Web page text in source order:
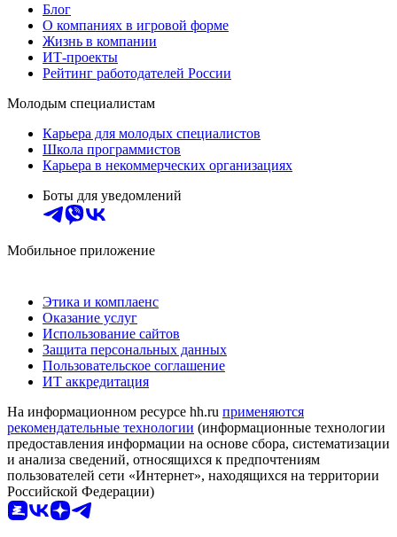
Блог
О компаниях в игровой форме
Жизнь в компании
ИТ-проекты
Рейтинг работодателей России
Молодым специалистам
Карьера для молодых специалистов
Школа программистов
Карьера в некоммерческих организациях
Боты для уведомлений
Мобильное приложение
Этика и комплаенс
Оказание услуг
Использование сайтов
Защита персональных данных
Пользовательское соглашение
ИТ аккредитация
На информационном ресурсе hh.ru применяются
рекомендательные технологии (информационные технологии
предоставления информации на основе сбора, систематизации
и анализа сведений, относящихся к предпочтениям
пользователей сети «Интернет», находящихся на территории
Российской Федерации)